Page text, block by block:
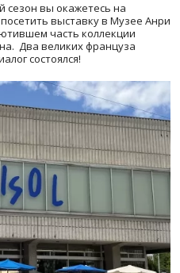
сезон вы окажетесь на
выставку в Музее Анри
часть коллекции
Два великих француза
состоялся!